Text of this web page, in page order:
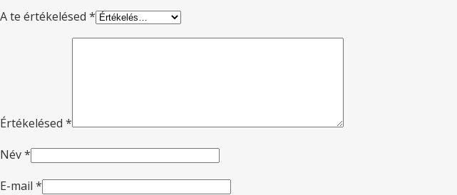
A te értékelésed *
Értékelésed *
Név*
E-mail *